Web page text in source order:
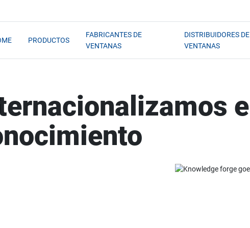
PRODUCTOS
FABRICANTES DE
VENTANAS
DISTRIBUIDORES DE
VENTANAS
el